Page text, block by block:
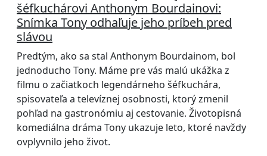
šéfkuchárovi Anthonym Bourdainovi:
Snímka Tony odhaľuje jeho príbeh pred
slávou
Predtým, ako sa stal Anthonym Bourdainom, bol
jednoducho Tony. Máme pre vás malú ukážka z
filmu o začiatkoch legendárneho šéfkuchára,
spisovateľa a televíznej osobnosti, ktorý zmenil
pohľad na gastronómiu aj cestovanie. Životopisná
komediálna dráma Tony ukazuje leto, ktoré navždy
ovplyvnilo jeho život.